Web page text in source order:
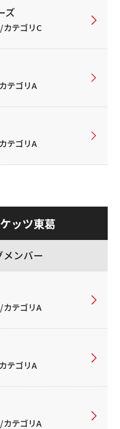
ズ
テゴリC
テゴリA
テゴリA
ッツ東葛
ンバー
テゴリA
テゴリA
テゴリA